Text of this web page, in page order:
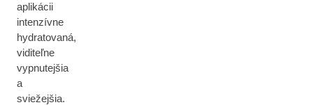
aplikácii
intenzívne
hydratovaná,
viditeľne
vypnutejšia
a
sviežejšia.